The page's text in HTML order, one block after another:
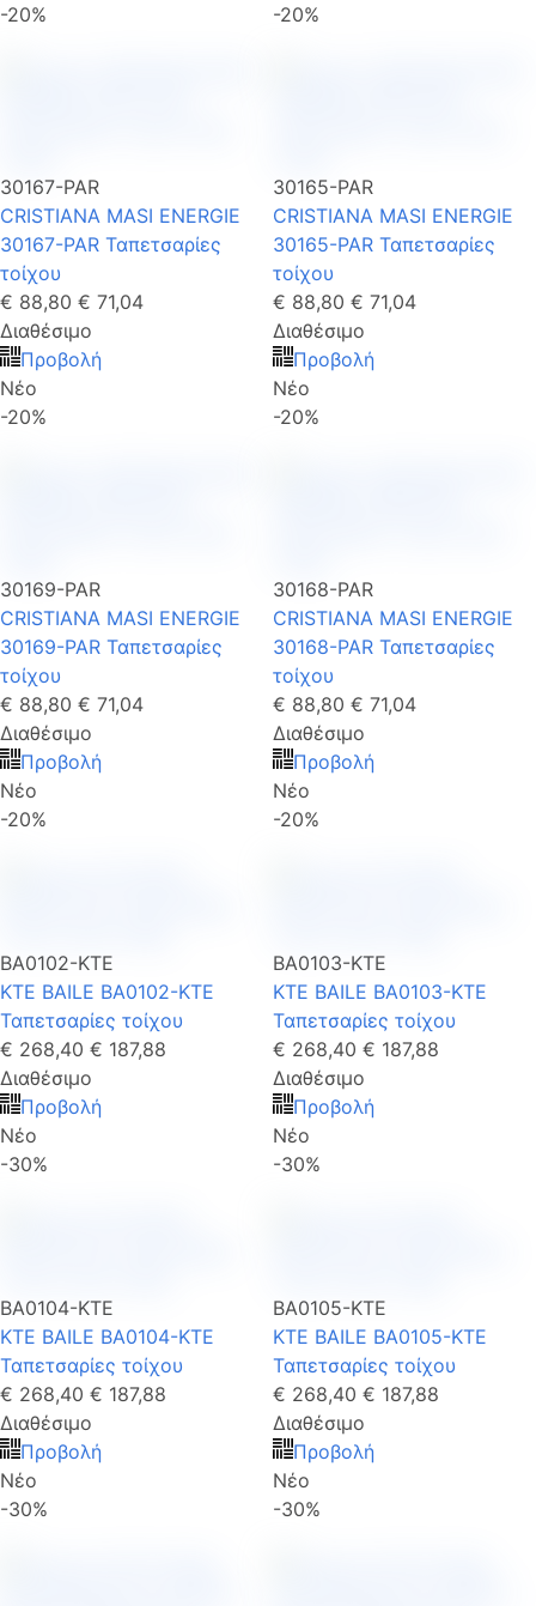
-20%
-20%
30167-PAR
CRISTIANA MASI ENERGIE
30167-PAR Ταπετσαρίες
τοίχου
€ 88,80 € 71,04
Διαθέσιμο
Προβολή
Νέο
-20%
30165-PAR
CRISTIANA MASI ENERGIE
30165-PAR Ταπετσαρίες
τοίχου
€ 88,80 € 71,04
Διαθέσιμο
Προβολή
Νέο
-20%
30169-PAR
CRISTIANA MASI ENERGIE
30169-PAR Ταπετσαρίες
τοίχου
€ 88,80 € 71,04
Διαθέσιμο
Προβολή
Νέο
-20%
30168-PAR
CRISTIANA MASI ENERGIE
30168-PAR Ταπετσαρίες
τοίχου
€ 88,80 € 71,04
Διαθέσιμο
Προβολή
Νέο
-20%
BA0102-KTE
KTE BAILE BA0102-KTE
Ταπετσαρίες τοίχου
€ 268,40 € 187,88
Διαθέσιμο
Προβολή
Νέο
-30%
BA0103-KTE
KTE BAILE BA0103-KTE
Ταπετσαρίες τοίχου
€ 268,40 € 187,88
Διαθέσιμο
Προβολή
Νέο
-30%
BA0104-KTE
KTE BAILE BA0104-KTE
Ταπετσαρίες τοίχου
€ 268,40 € 187,88
Διαθέσιμο
Προβολή
Νέο
-30%
BA0105-KTE
KTE BAILE BA0105-KTE
Ταπετσαρίες τοίχου
€ 268,40 € 187,88
Διαθέσιμο
Προβολή
Νέο
-30%